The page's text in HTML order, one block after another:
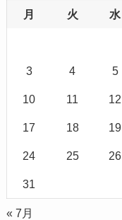
月 火 水
3 4 5
10 11 12
17 18 19
24 25 26
31
« 7月